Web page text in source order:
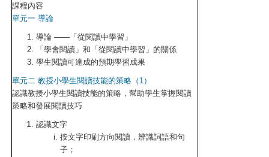
課程內容
單元一 導論
導論 ——「從閱讀中學習」
「學會閱讀」和「從閱讀中學習」的關係
學生閱讀可達成的預期學習成果
單元二 教授小學生閱讀技能的策略（1）
認識教授小學生閱讀技能的策略，幫助學生掌握閱讀
策略和發展閱讀技巧
認識文字
按文字印刷方向閱讀，辨識詞語和句
子；